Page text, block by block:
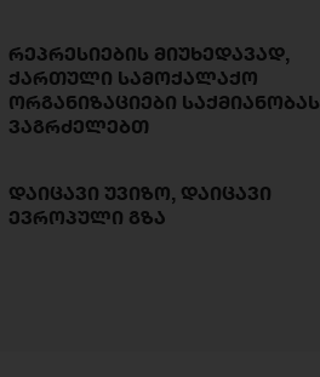
რეპრესიების მიუხედავად,
ქართული სამოქალაქო
ორგანიზაციები საქმიანობას
ვაგრძელებთ
დაიცავი უვიზო, დაიცავი
ევროპული გზა